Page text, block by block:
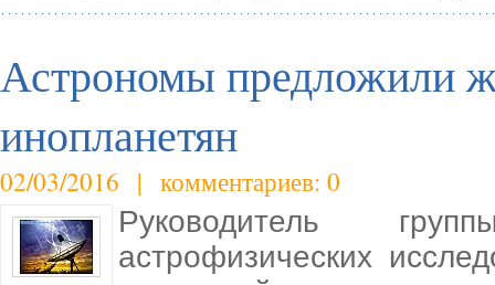
Астрономы предложили
инопланетян
02/03/2016 | комментариев: 0
Руководитель
астрофизических